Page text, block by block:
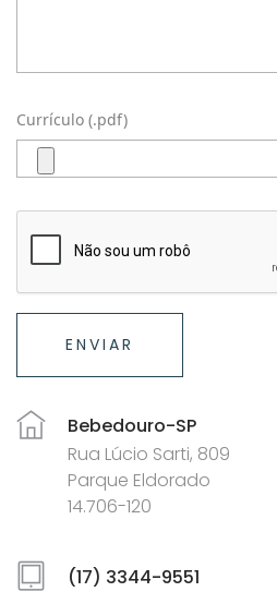
Currículo (.pdf)
ENVIAR
Bebedouro-SP
Rua Lúcio Sarti, 809
Parque Eldorado
14.706-120
(17) 3344-9551